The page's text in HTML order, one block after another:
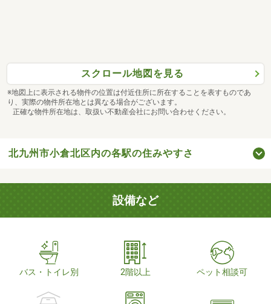
スクロール地図を見る
※地図上に表示される物件の位置は付近住所に所在することを表すものであ
り、実際の物件所在地とは異なる場合がございます。
正確な物件所在地は、取扱い不動産会社にお問い合わせください。
北九州市小倉北区内の各駅の住みやすさ
設備など
バス・トイレ別 2階以上 ペット相談可